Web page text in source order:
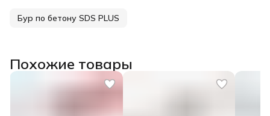
Бур по бетону SDS PLUS
Похожие товары